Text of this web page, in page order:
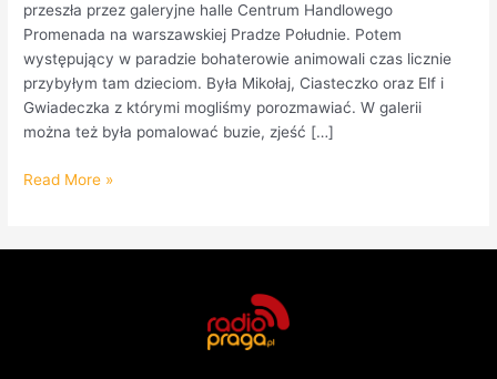
przeszła przez galeryjne halle Centrum Handlowego
Promenada na warszawskiej Pradze Południe. Potem
występujący w paradzie bohaterowie animowali czas licznie
przybyłym tam dzieciom. Była Mikołaj, Ciasteczko oraz Elf i
Gwiadeczka z którymi mogliśmy porozmawiać. W galerii
można też była pomalować buzie, zjeść […]
Read More »